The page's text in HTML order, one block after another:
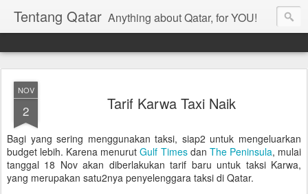
Tentang Qatar Anything about Qatar, for YOU!
NOV
2 Tarif Karwa Taxi Naik
Bagi yang sering menggunakan taksi, siap2 untuk mengeluarkan
budget lebih. Karena menurutGulf Timesdan The Peninsula, mulai
tanggal 18 Nov akan diberlakukan tarif baru untuk taksi Karwa,
yang merupakan satu2nya penyelenggara taksi di Qatar.